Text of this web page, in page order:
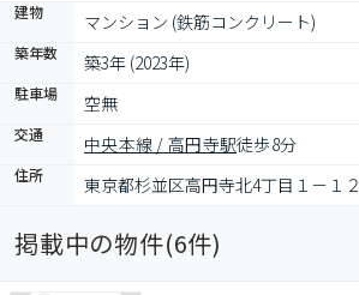
建物 マンション (鉄筋コンクリート)
築年数 築3年 (2023年)
駐車場 空無
交通 中央本線 / 高円寺駅徒歩8分
住所 東京都杉並区高円寺北4丁目１－１２
掲載中の物件(6件)